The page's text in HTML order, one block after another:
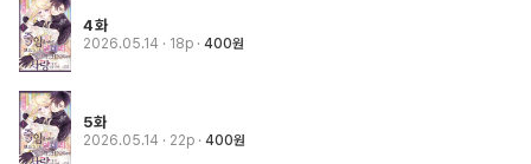
4화
2026.05.14 · 18p 400원
5화
2026.05.14 · 22p 400원